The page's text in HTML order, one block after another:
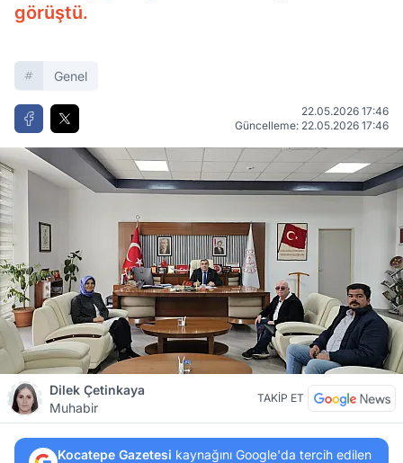
görüştü.
Genel
22.05.2026 17:46
Güncelleme: 22.05.2026 17:46
Dilek Çetinkaya
Muhabir
TAKİP ET
Kocatepe Gazetesi kaynağını Google'da tercih edilen